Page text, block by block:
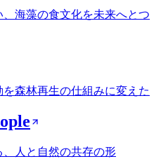
海藻の食文化を未来へとつ
を森林再生の仕組みに変えた
人と自然の共存の形